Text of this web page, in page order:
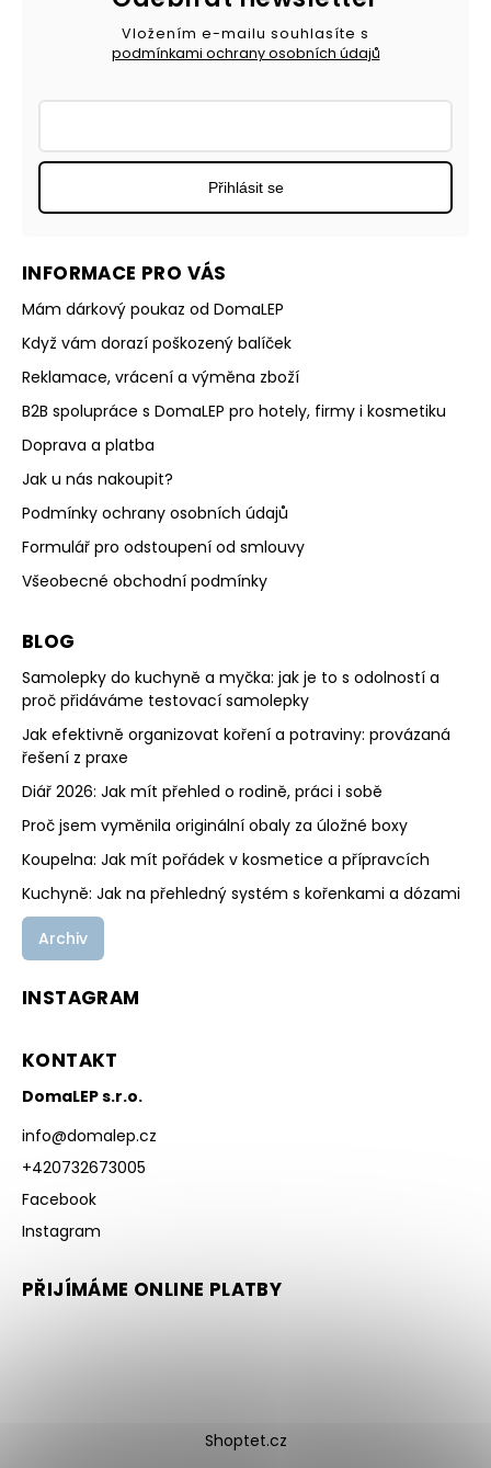
INFORMACE PRO VÁS
Mám dárkový poukaz od DomaLEP
Když vám dorazí poškozený balíček
Reklamace, vrácení a výměna zboží
B2B spolupráce s DomaLEP pro hotely, firmy i kosmetiku
Doprava a platba
Jak u nás nakoupit?
Podmínky ochrany osobních údajů
Formulář pro odstoupení od smlouvy
Všeobecné obchodní podmínky
BLOG
Samolepky do kuchyně a myčka: jak je to s odolností a
proč přidáváme testovací samolepky
Jak efektivně organizovat koření a potraviny: provázaná
řešení z praxe
Diář 2026: Jak mít přehled o rodině, práci i sobě
Proč jsem vyměnila originální obaly za úložné boxy
Koupelna: Jak mít pořádek v kosmetice a přípravcích
Kuchyně: Jak na přehledný systém s kořenkami a dózami
Archiv
Vložením e-mailu souhlasíte s
podmínkami ochrany osobních údajů
Přihlásit se
INSTAGRAM
KONTAKT
DomaLEP s.r.o.
info@domalep.cz
+420732673005
Facebook
Instagram
PŘIJÍMÁME ONLINE PLATBY
Shoptet.cz